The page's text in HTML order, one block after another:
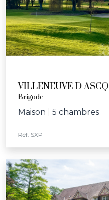
VILLENEUVE D ASCQ
Brigode
Maison 5 chambres
Réf. SXP